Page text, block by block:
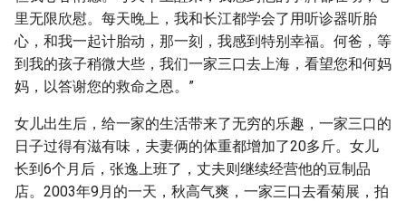
里无限欣慰。每天晚上，我和长江都学会了用听诊器听胎
心，和我一起计胎动，那一刻，我感到特别幸福。何爸，等
到我的孩子稍微大些，我们一家三口去上海，看望您和何妈
妈，以答谢您的救命之恩。”
女儿出生后，给一家的生活带来了无穷的乐趣，一家三口的
日子过得有滋有味，夫妻俩的体重都增加了20多斤。女儿
长到6个月后，张逸上班了，丈夫则继续经营他的豆制品
店。2003年9月的一天，秋高气爽，一家三口去看菊展，拍